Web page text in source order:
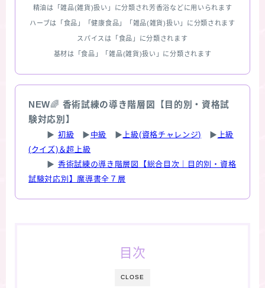
精油は「雑品(雑貨)扱い」に分類され芳香浴などに用いられます
ハーブは「食品」「健康食品」「雑品(雑貨)扱い」に分類されます
スパイスは「食品」に分類されます
基材は「食品」「雑品(雑貨)扱い」に分類されます
NEW🌈 香術試練の導き階層図【目的別・資格試
験対応別】
▶ 初級 ▶ 中級 ▶ 上級(資格チャレンジ) ▶ 上級
(クイズ)＆超上級
▶ 香術試練の導き階層図【総合目次｜目的別・資格
試験対応別】魔導書全７層
CLOSE
目次